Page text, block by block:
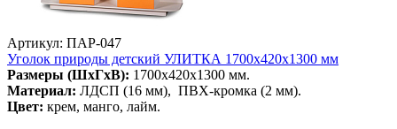
Артикул: ПАР-047
Уголок природы детский УЛИТКА 1700х420х1300 мм
Размеры (ШхГхВ): 1700х420х1300 мм.
Материал: ЛДСП (16 мм), ПВХ-кромка (2 мм).
Цвет: крем, манго, лайм.